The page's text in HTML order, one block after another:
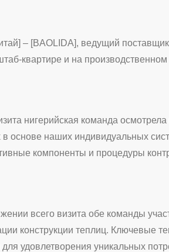
– [BAOLIDA], ведущий
квартире и на
нигерийская команда
основе наших индивидуальных
компоненты и процедуры
всего визита обе команды
конструкции теплиц. Ключевые
удовлетворения уникальных